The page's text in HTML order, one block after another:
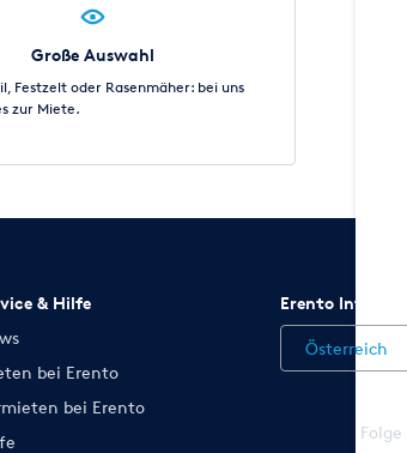
Große Auswahl
Festzelt oder Rasenmäher: bei uns
zur Miete.
& Hilfe
bei Erento
bei Erento
Erento
Österreich